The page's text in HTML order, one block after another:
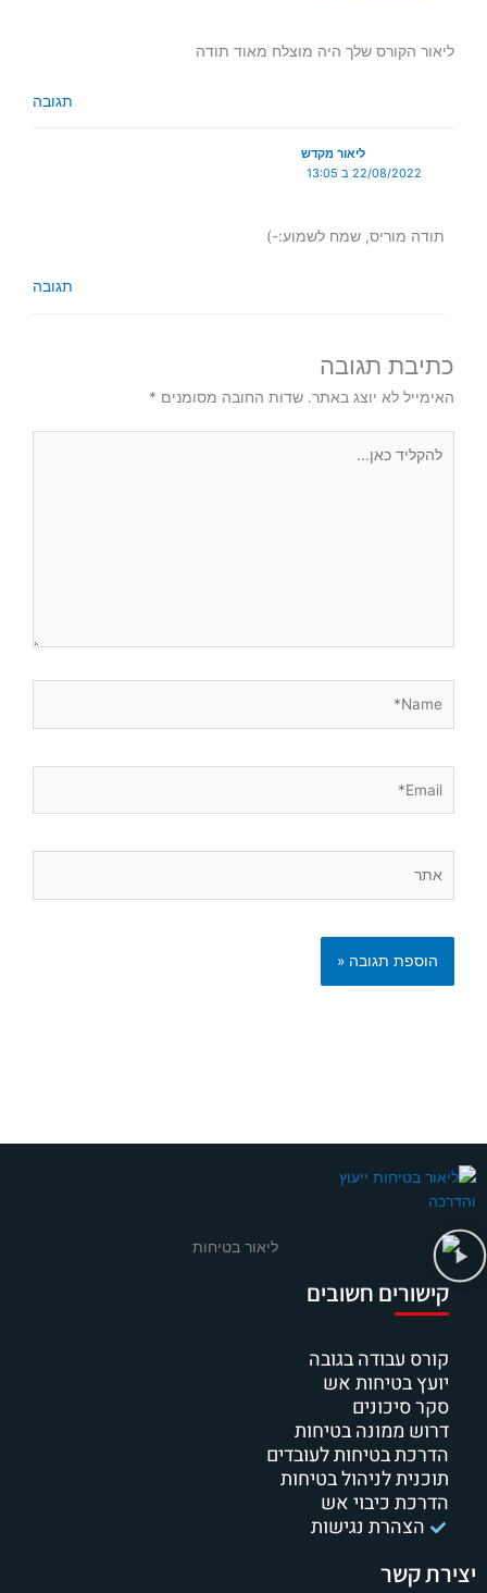
ליאור הקורס שלך היה מוצלח מאוד תודה
תגובה
ליאור מקדש
22/08/2022 ב 13:05
תודה מוריס, שמח לשמוע:-)
תגובה
כתיבת תגובה
האימייל לא יוצג באתר. שדות החובה מסומנים *
כאן...
קישורים חשובים
קורס עבודה בגובה
יועץ בטיחות אש
סקר סיכונים
דרוש ממונה בטיחות
הדרכת בטיחות לעובדים
תוכנית לניהול בטיחות
הדרכת כיבוי אש
הצהרת נגישות
יצירת קשר